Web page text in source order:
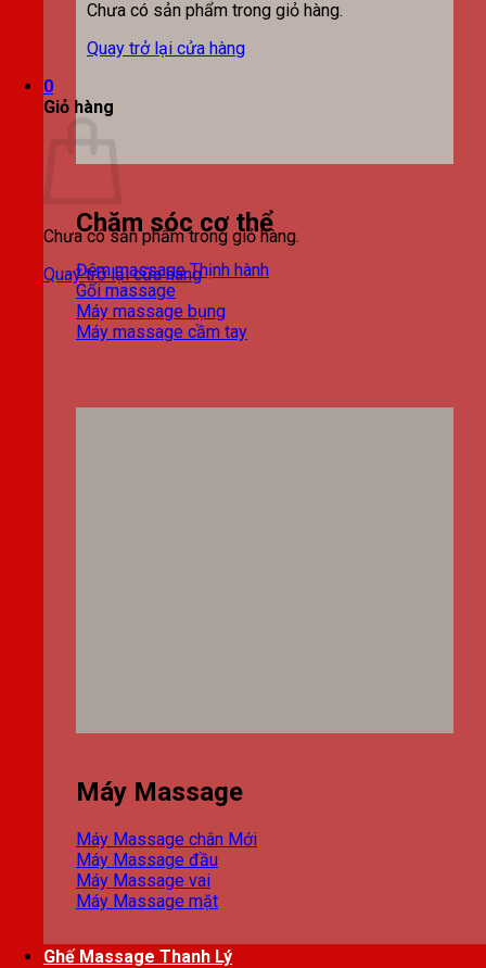
Chưa có sản phẩm trong giỏ hàng.
Quay trở lại cửa hàng
0
Giỏ hàng
Chưa có sản phẩm trong giỏ hàng.
Quay trở lại cửa hàng
Chăm sóc cơ thể
Đệm massage
Gối massage
Máy massage bụng
Máy massage cầm tay
Máy Massage
Máy Massage chân
Máy Massage đầu
Máy Massage vai
Máy Massage mặt
Ghế Massage Thanh Lý